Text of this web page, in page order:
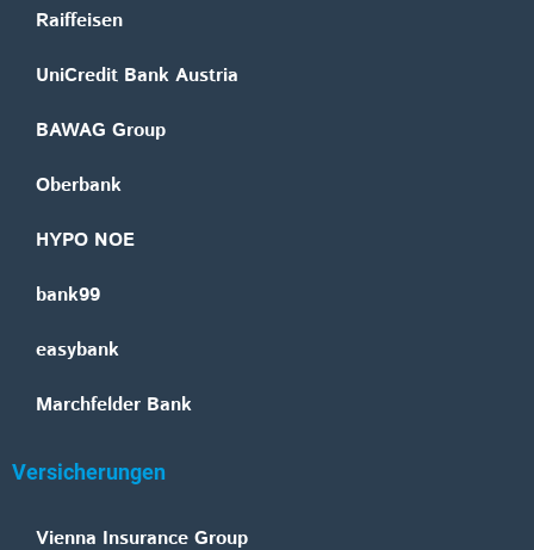
Raiffeisen
UniCredit Bank Austria
BAWAG Group
Oberbank
HYPO NOE
bank99
easybank
Marchfelder Bank
Versicherungen
Vienna Insurance Group